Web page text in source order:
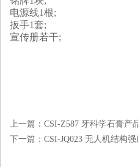
电源线1根;
扳手1套;
宣传册若干;
上一篇： CSI-Z587 牙科学石膏产
下一篇： CSI-JQ023 无人机结构